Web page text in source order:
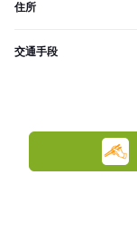
住所
交通手段